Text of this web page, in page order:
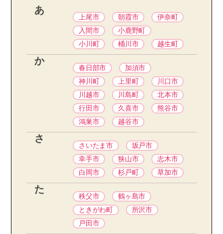
あ
上尾市 朝霞市
伊奈町
入間市
小鹿野町
小川町
桶川市 越生町
か
春日部市
加須市
神川町
上里町
川口市
川越市
川島町
北本市
行田市
久喜市
熊谷市
鴻巣市
越谷市
さ
さいたま市
坂戸市
幸手市
狭山市
志木市
白岡市
杉戸町 草加市
た
秩父市
鶴ヶ島市
ときがわ町
所沢市
戸田市